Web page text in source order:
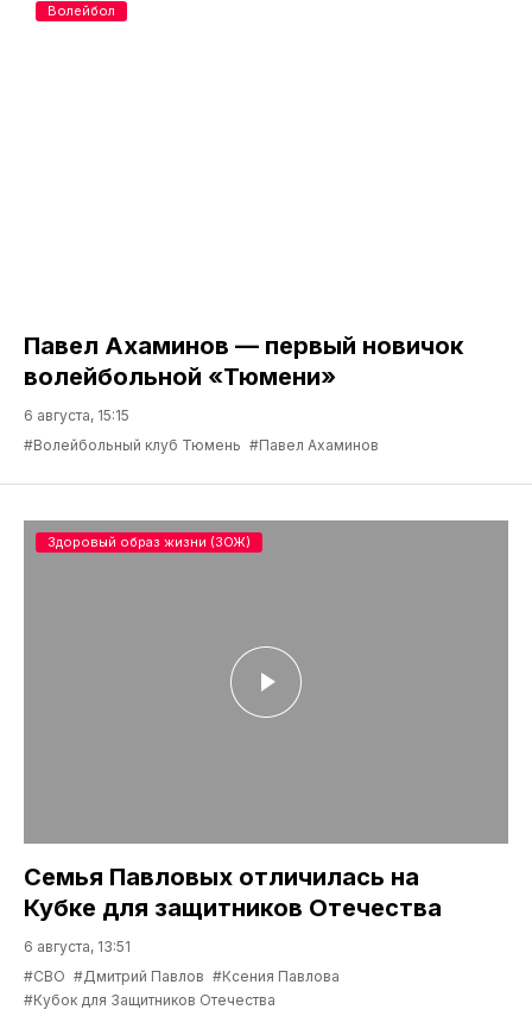
Павел Ахаминов — первый новичок
волейбольной «Тюмени»
6 августа, 15:15
#Волейбольный клуб Тюмень #Павел Ахаминов
Волейбол
Семья Павловых отличилась на
Кубке для защитников Отечества
6 августа, 13:51
#СВО #Дмитрий Павлов #Ксения Павлова
#Кубок для Защитников Отечества
Здоровый образ жизни (ЗОЖ)